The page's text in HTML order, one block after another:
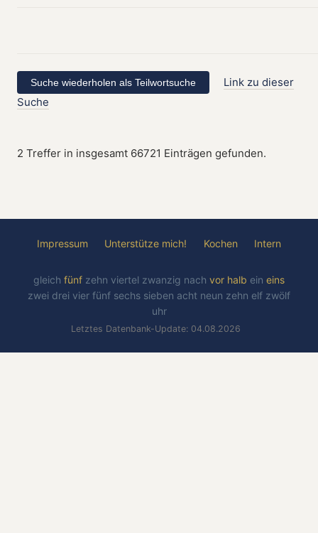
Link zu dieser
Suche
2 Treffer in insgesamt 66721 Einträgen gefunden.
Impressum Unterstütze mich! Kochen Intern
gleich fünf zehn viertel zwanzig nach vor halb ein eins
zwei drei vier fünf sechs sieben acht neun zehn elf zwölf
uhr
Letztes Datenbank-Update: 04.08.2026